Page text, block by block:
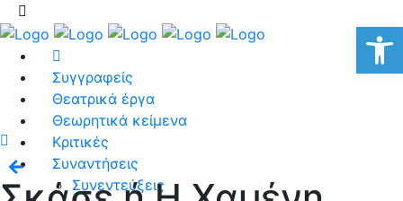
Συγγραφείς
Θεατρικά έργα
Θεωρητικά κείμενα
Κριτικές
Συναντήσεις
Συνεντεύξεις